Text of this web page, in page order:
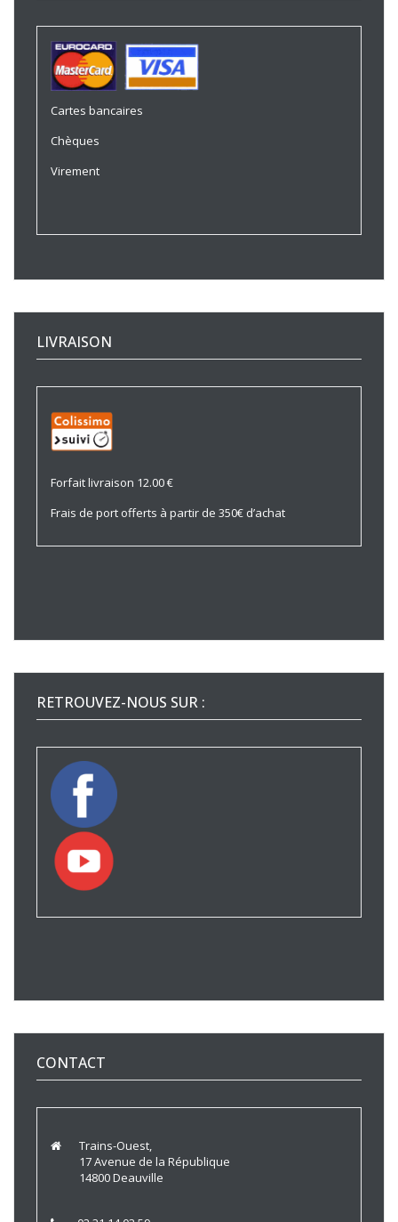
Cartes bancaires
Chèques
Virement
LIVRAISON
Forfait livraison 12.00 €
Frais de port offerts à partir de 350€ d’achat
RETROUVEZ-NOUS SUR :
CONTACT
Trains-Ouest,
17 Avenue de la République
14800 Deauville